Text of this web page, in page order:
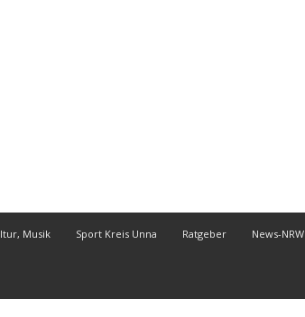
Musik Sport Kreis Unna Ratgeber News-NRW